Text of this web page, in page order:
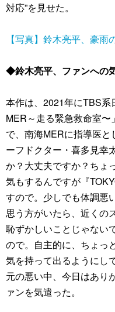
対応”を見せた。
【写真】鈴木亮平、豪雨
◆鈴木亮平、ファンへの
本作は、2021年にTBS系
MER～走る緊急救命室
で、南海MERに指導医
ーフドクター・喜多見幸
か？大丈夫ですか？ちょ
気もするんですが『
すので。少しでも体調悪
思う方がいたら、近くの
恥ずかしいことじゃない
ので。自主的に、ちょっ
気を持って出るようにし
元の悪い中、今日はあり
ァンを気遣った。